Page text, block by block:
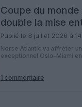
Coupe du
double la mise
avec deux
supporters
Publié le 8 juillet 2026 à
Norse Atlantic va affréter
exceptionnel Oslo–Miami
de finale de Coupe du
l’épuisement quasi
opération illustre la
1 commentaire